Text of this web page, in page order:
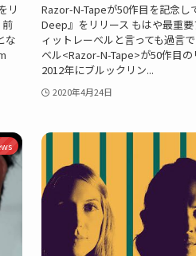
リ
な
Razor-N-Tapeが50作目を記念
Deep』をリリース もはや最重
ィットレーベルと言っても過言
ベル<Razor-N-Tape>が50作目の
2012年にブルックリン...
2020年4月24日